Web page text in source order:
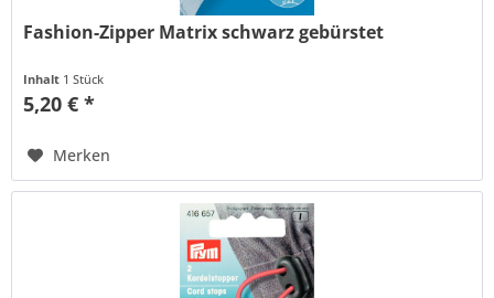
Fashion-Zipper Matrix schwarz gebürstet
Inhalt 1 Stück
5,20 € *
Merken